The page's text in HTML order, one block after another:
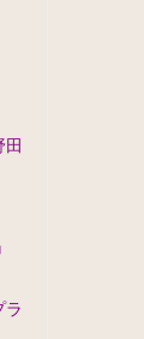
ラ